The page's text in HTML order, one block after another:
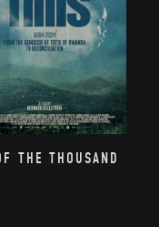
THE THOUSAND